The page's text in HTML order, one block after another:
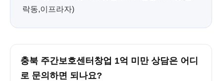
락동,이프라자)
충북 주간보호센터창업 1억 미만 상담은 어디
로 문의하면 되나요?